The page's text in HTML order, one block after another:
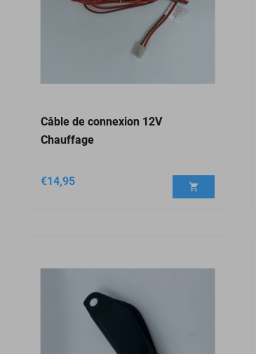
Câble de connexion 12V
Chauffage
€14,95